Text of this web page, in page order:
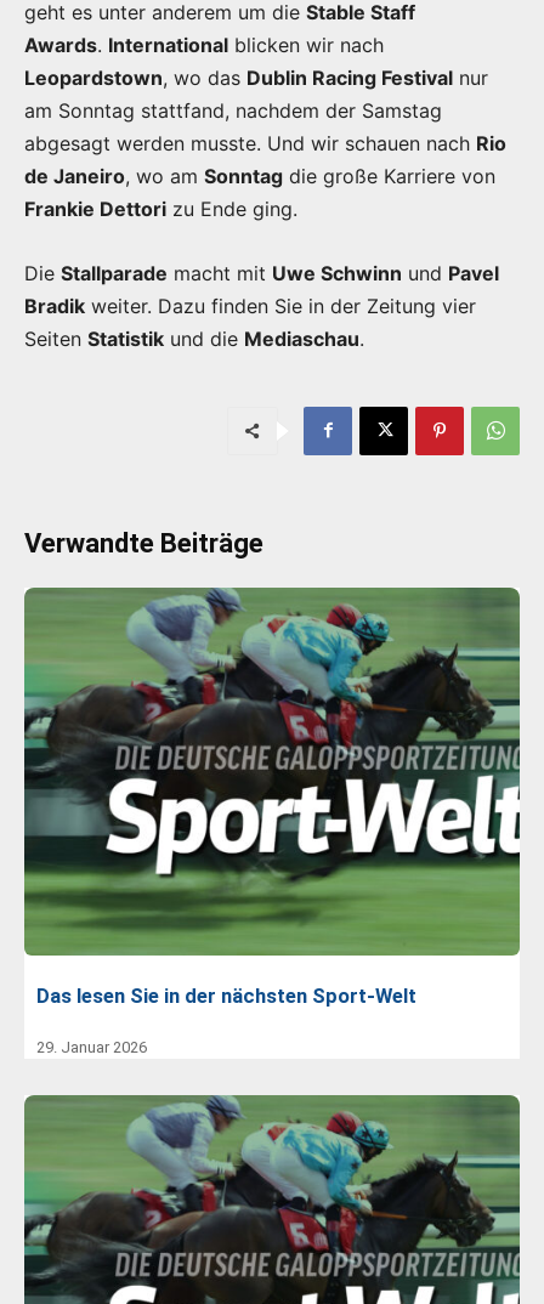
geht es unter anderem um die Stable Staff
Awards. International blicken wir nach
Leopardstown, wo das Dublin Racing Festival nur
am Sonntag stattfand, nachdem der Samstag
abgesagt werden musste. Und wir schauen nach Rio
de Janeiro, wo am Sonntag die große Karriere von
Frankie Dettori zu Ende ging.
Die Stallparade macht mit Uwe Schwinn und Pavel
Bradik weiter. Dazu finden Sie in der Zeitung vier
Seiten Statistik und die Mediaschau.
Verwandte Beiträge
Das lesen Sie in der nächsten Sport-Welt
29. Januar 2026